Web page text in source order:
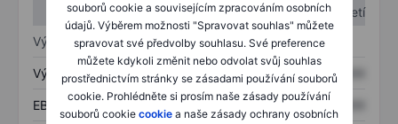
souborů cookie a souvisejícím zpracováním osobních
údajů. Výběrem možnosti "Spravovat souhlas" můžete
spravovat své předvolby souhlasu. Své preference
můžete kdykoli změnit nebo odvolat svůj souhlas
prostřednictvím stránky se zásadami používání souborů
cookie. Prohlédněte si prosím naše zásady používání
souborů cookie cookie a naše zásady ochrany osobních
1. čtvrtletí
2. čtvrtletí
Výkaz zisku a ztráty
Výnos XXXXXXX XXXXXXX
EBITDA XXXXXXX XXXXXXX